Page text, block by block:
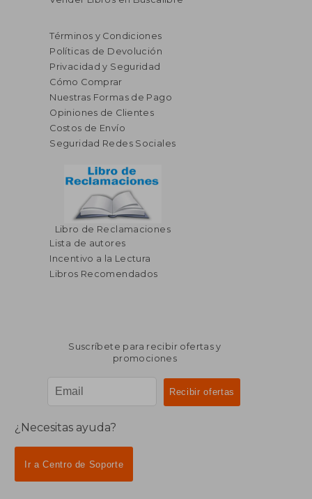
$ 40.33
$ 22.18
Términos y Condiciones
Políticas de Devolución
Privacidad y Seguridad
Cómo Comprar
Nuestras Formas de Pago
Opiniones de Clientes
Costos de Envío
Seguridad Redes Sociales
Libro de Reclamaciones
Lista de autores
Incentivo a la Lectura
Libros Recomendados
Suscríbete para recibir ofertas y
promociones
¿Necesitas ayuda?
Ir a Centro de Soporte